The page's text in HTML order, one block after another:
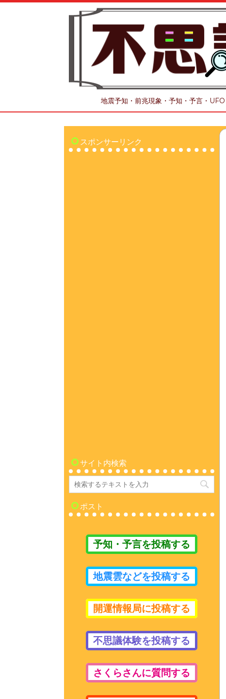
地震予知・前兆現象・予知・予言・
スポンサーリンク
サイト内検索
ポスト
予知・予言を投稿する
地震雲などを投稿する
開運情報局に投稿する
不思議体験を投稿する
さくらさんに質問する